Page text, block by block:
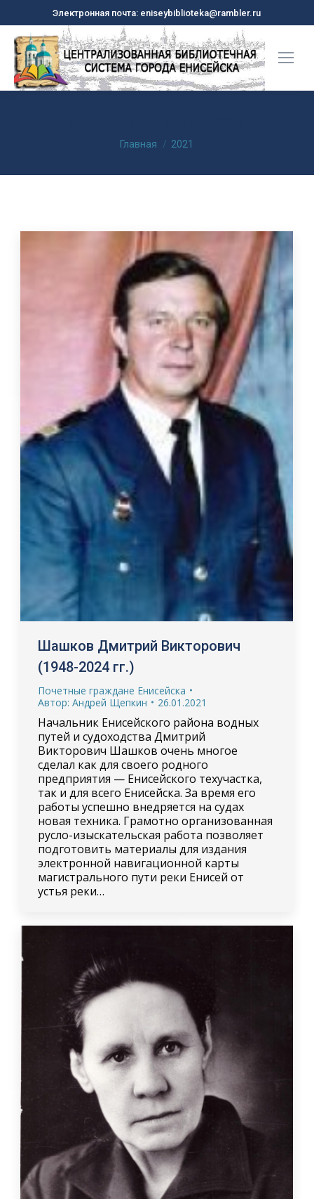
Электронная почта: eniseybiblioteka@rambler.ru
Вы здесь:
Главная 2021
Шашков Дмитрий Викторович
(1948-2024 гг.)
Почетные граждане Енисейска
Автор: Андрей Щепкин 26.01.2021
Начальник Енисейского района водных
путей и судоходства Дмитрий
Викторович Шашков очень многое
сделал как для своего родного
предприятия — Енисейского техучастка,
так и для всего Енисейска. За время его
работы успешно внедряется на судах
новая техника. Грамотно организованная
русло-изыскательская работа позволяет
подготовить материалы для издания
электронной навигационной карты
магистрального пути реки Енисей от
устья реки…